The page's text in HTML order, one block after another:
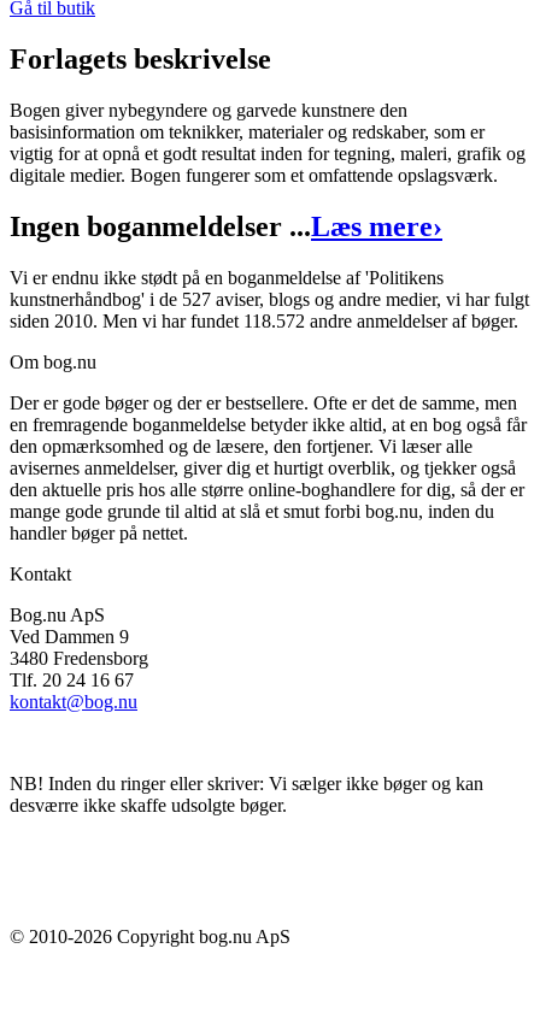
Gå til butik
Forlagets beskrivelse
Bogen giver nybegyndere og garvede kunstnere den
basisinformation om teknikker, materialer og redskaber, som er
vigtig for at opnå et godt resultat inden for tegning, maleri, grafik og
digitale medier. Bogen fungerer som et omfattende opslagsværk.
Ingen boganmeldelser ...Læs mere›
Vi er endnu ikke stødt på en boganmeldelse af 'Politikens
kunstnerhåndbog' i de 527 aviser, blogs og andre medier, vi har fulgt
siden 2010. Men vi har fundet 118.572 andre anmeldelser af bøger.
Om bog.nu
Der er gode bøger og der er bestsellere. Ofte er det de samme, men
en fremragende boganmeldelse betyder ikke altid, at en bog også får
den opmærksomhed og de læsere, den fortjener. Vi læser alle
avisernes anmeldelser, giver dig et hurtigt overblik, og tjekker også
den aktuelle pris hos alle større online-boghandlere for dig, så der er
mange gode grunde til altid at slå et smut forbi bog.nu, inden du
handler bøger på nettet.
Kontakt
Bog.nu ApS
Ved Dammen 9
3480 Fredensborg
Tlf. 20 24 16 67
kontakt@bog.nu
NB! Inden du ringer eller skriver: Vi sælger ikke bøger og kan
desværre ikke skaffe udsolgte bøger.
© 2010-2026 Copyright bog.nu ApS